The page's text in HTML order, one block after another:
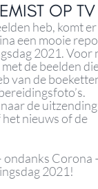
OP TV
heb, komt
een mooie
2021. Voor
de beelden
van de
de uitzending
nieuws of de
ondanks Corona
2021!